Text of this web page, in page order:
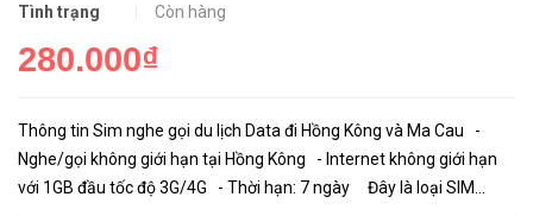
Tình trạng
Còn hàng
280.000₫
Thông tin Sim nghe gọi du lịch Data đi Hồng Kông và Ma Cau -
Nghe/gọi không giới hạn tại Hồng Kông - Internet không giới hạn
với 1GB đầu tốc độ 3G/4G - Thời hạn: 7 ngày Đây là loại SIM